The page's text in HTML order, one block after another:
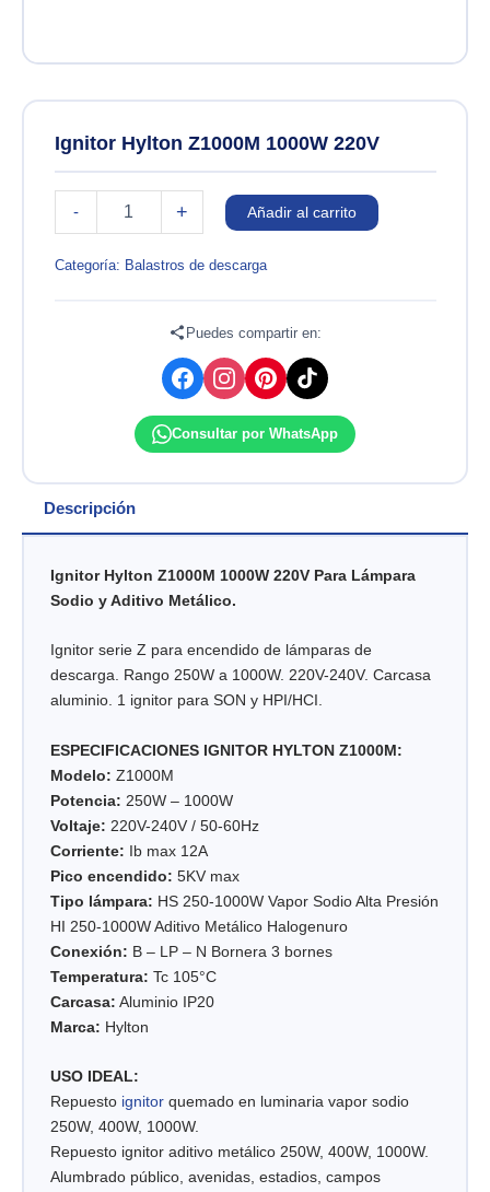
Ignitor Hylton Z1000M 1000W 220V
-
1000W
+ Añadir al carrito
Categoría: Balastros de descarga
Puedes compartir en:
Consultar por WhatsApp
Descripción
Ignitor Hylton Z1000M 1000W 220V Para Lámpara
Sodio y Aditivo Metálico.
Ignitor serie Z para encendido de lámparas de
descarga. Rango 250W a 1000W. 220V-240V. Carcasa
aluminio. 1 ignitor para SON y HPI/HCI.
ESPECIFICACIONES IGNITOR HYLTON Z1000M:
Modelo: Z1000M
Potencia: 250W – 1000W
Voltaje: 220V-240V / 50-60Hz
Corriente: Ib max 12A
Pico encendido: 5KV max
Tipo lámpara: HS 250-1000W Vapor Sodio Alta Presión
HI 250-1000W Aditivo Metálico Halogenuro
Conexión: B – LP – N Bornera 3 bornes
Temperatura: Tc 105°C
Carcasa: Aluminio IP20
Marca: Hylton
USO IDEAL:
Repuesto ignitorquemado en luminaria vapor sodio
250W, 400W, 1000W.
Repuesto ignitor aditivo metálico 250W, 400W, 1000W.
Alumbrado público, avenidas, estadios, campos